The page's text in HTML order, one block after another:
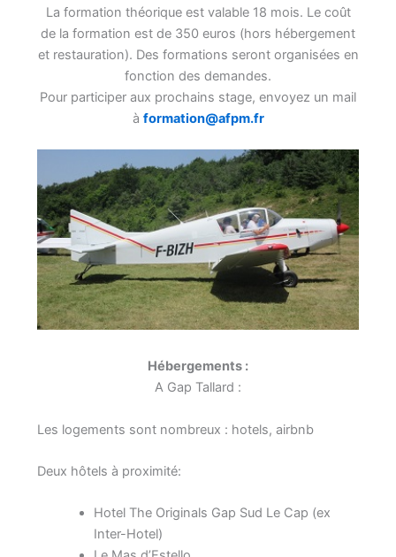
La formation théorique est valable 18 mois. Le coût
de la formation est de 350 euros (hors hébergement
et restauration). Des formations seront organisées en
fonction des demandes.
Pour participer aux prochains stage, envoyez un mail
à formation@afpm.fr
Hébergements :
A Gap Tallard :
Les logements sont nombreux : hotels, airbnb
Deux hôtels à proximité:
Hotel The Originals Gap Sud Le Cap (ex
Inter-Hotel)